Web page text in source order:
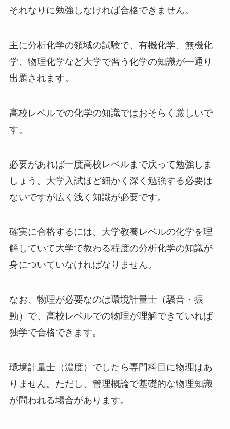
それなりに勉強しなければ合格できません。
主に分析化学の領域の試験で、有機化学、無機化
学、物理化学など大学で習う化学の知識が一通り
出題されます。
高校レベルでの化学の知識ではおそらく厳しいで
す。
必要があれば一度高校レベルまで戻って勉強しま
しょう。大学入試ほど細かく深く勉強する必要は
ないですが広く浅く知識が必要です。
確実に合格するには、大学教養レベルの化学を理
解していて大学で教わる程度の分析化学の知識が
身についていなければなりません。
なお、物理が必要なのは環境計量士（騒音・振
動）で、高校レベルでの物理が理解できていれば
独学で合格できます。
環境計量士（濃度）でしたら専門科目に物理はあ
りません。ただし、管理概論で基礎的な物理知識
が問われる場合があります。